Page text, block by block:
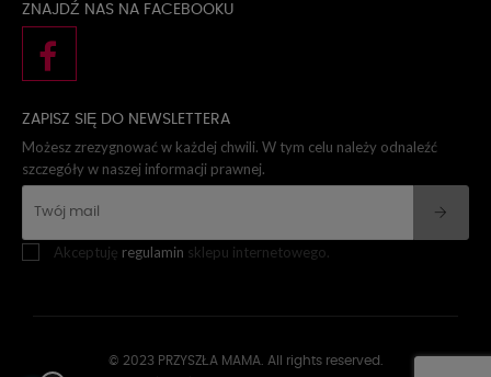
ZNAJDŹ NAS NA FACEBOOKU
ZAPISZ SIĘ DO NEWSLETTERA
Możesz zrezygnować w każdej chwili. W tym celu należy odnaleźć
szczegóły w naszej informacji prawnej.
Akceptuję regulamin sklepu internetowego.
© 2023 PRZYSZŁA MAMA. All rights reserved.